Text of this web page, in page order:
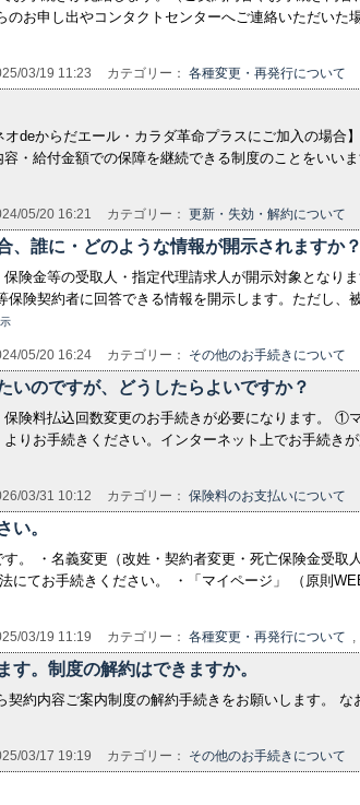
お申し出やコンタクトセンターへご連絡いただいた
03/19 11:23 カテゴリー： 各種変更・再発行について
オdeからだエール・カラダ革命プラスにご加入の場
・給付金額での保障を継続できる制度のことをいい
05/20 16:21 カテゴリー： 更新・失効・解約について
、誰に・どのような情報が開示されますか？
険金等の受取人・指定代理請求人が開示対象となり
険契約者に回答できる情報を開示します。ただし、
05/20 16:24 カテゴリー： その他のお手続きについて
のですが、どうしたらよいですか？
険料払込回数変更のお手続きが必要になります。 ①
りお手続きください。インターネット上でお手続き
03/31 10:12 カテゴリー： 保険料のお支払いについて
い。
。 ・名義変更（改姓・契約者変更・死亡保険金受取
にてお手続きください。 ・「マイページ」 （原則
03/19 11:19 カテゴリー： 各種変更・再発行について ,
。制度の解約はできますか。
約内容ご案内制度の解約手続きをお願いします。
03/17 19:19 カテゴリー： その他のお手続きについて